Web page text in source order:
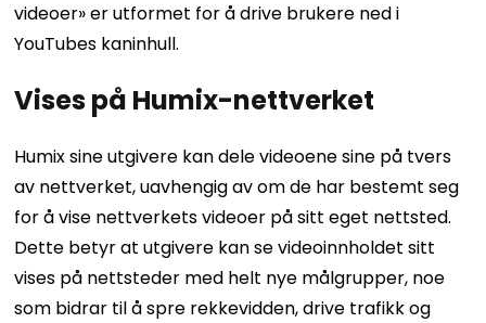
videoer» er utformet for å drive brukere ned i
YouTubes kaninhull.
Vises på Humix-nettverket
Humix sine utgivere kan dele videoene sine på tvers
av nettverket, uavhengig av om de har bestemt seg
for å vise nettverkets videoer på sitt eget nettsted.
Dette betyr at utgivere kan se videoinnholdet sitt
vises på nettsteder med helt nye målgrupper, noe
som bidrar til å spre rekkevidden, drive trafikk og